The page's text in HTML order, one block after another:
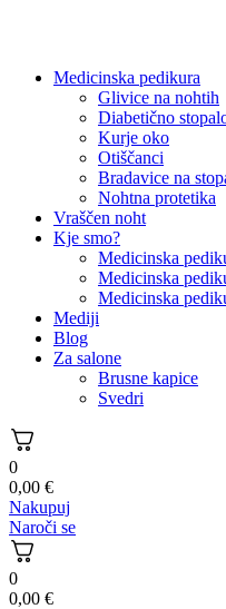
Medicinska pedikura
Glivice na nohtih
Diabetično
Kurje oko
Otiščanci
Bradavice na
Nohtna protetika
Vraščen noht
Kje smo?
Medicinska
Medicinska
Medicinska
Mediji
Blog
Za salone
Brusne kapice
Svedri
0
0,00 €
Nakupuj
Naroči se
0
0,00 €